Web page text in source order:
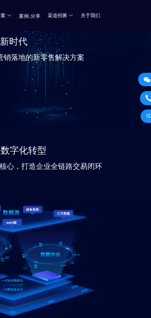
案例.分享 渠道招募 关于我们
时代
销落地的新零售解决方案
字化转型
心，打造企业全链路交易闭环